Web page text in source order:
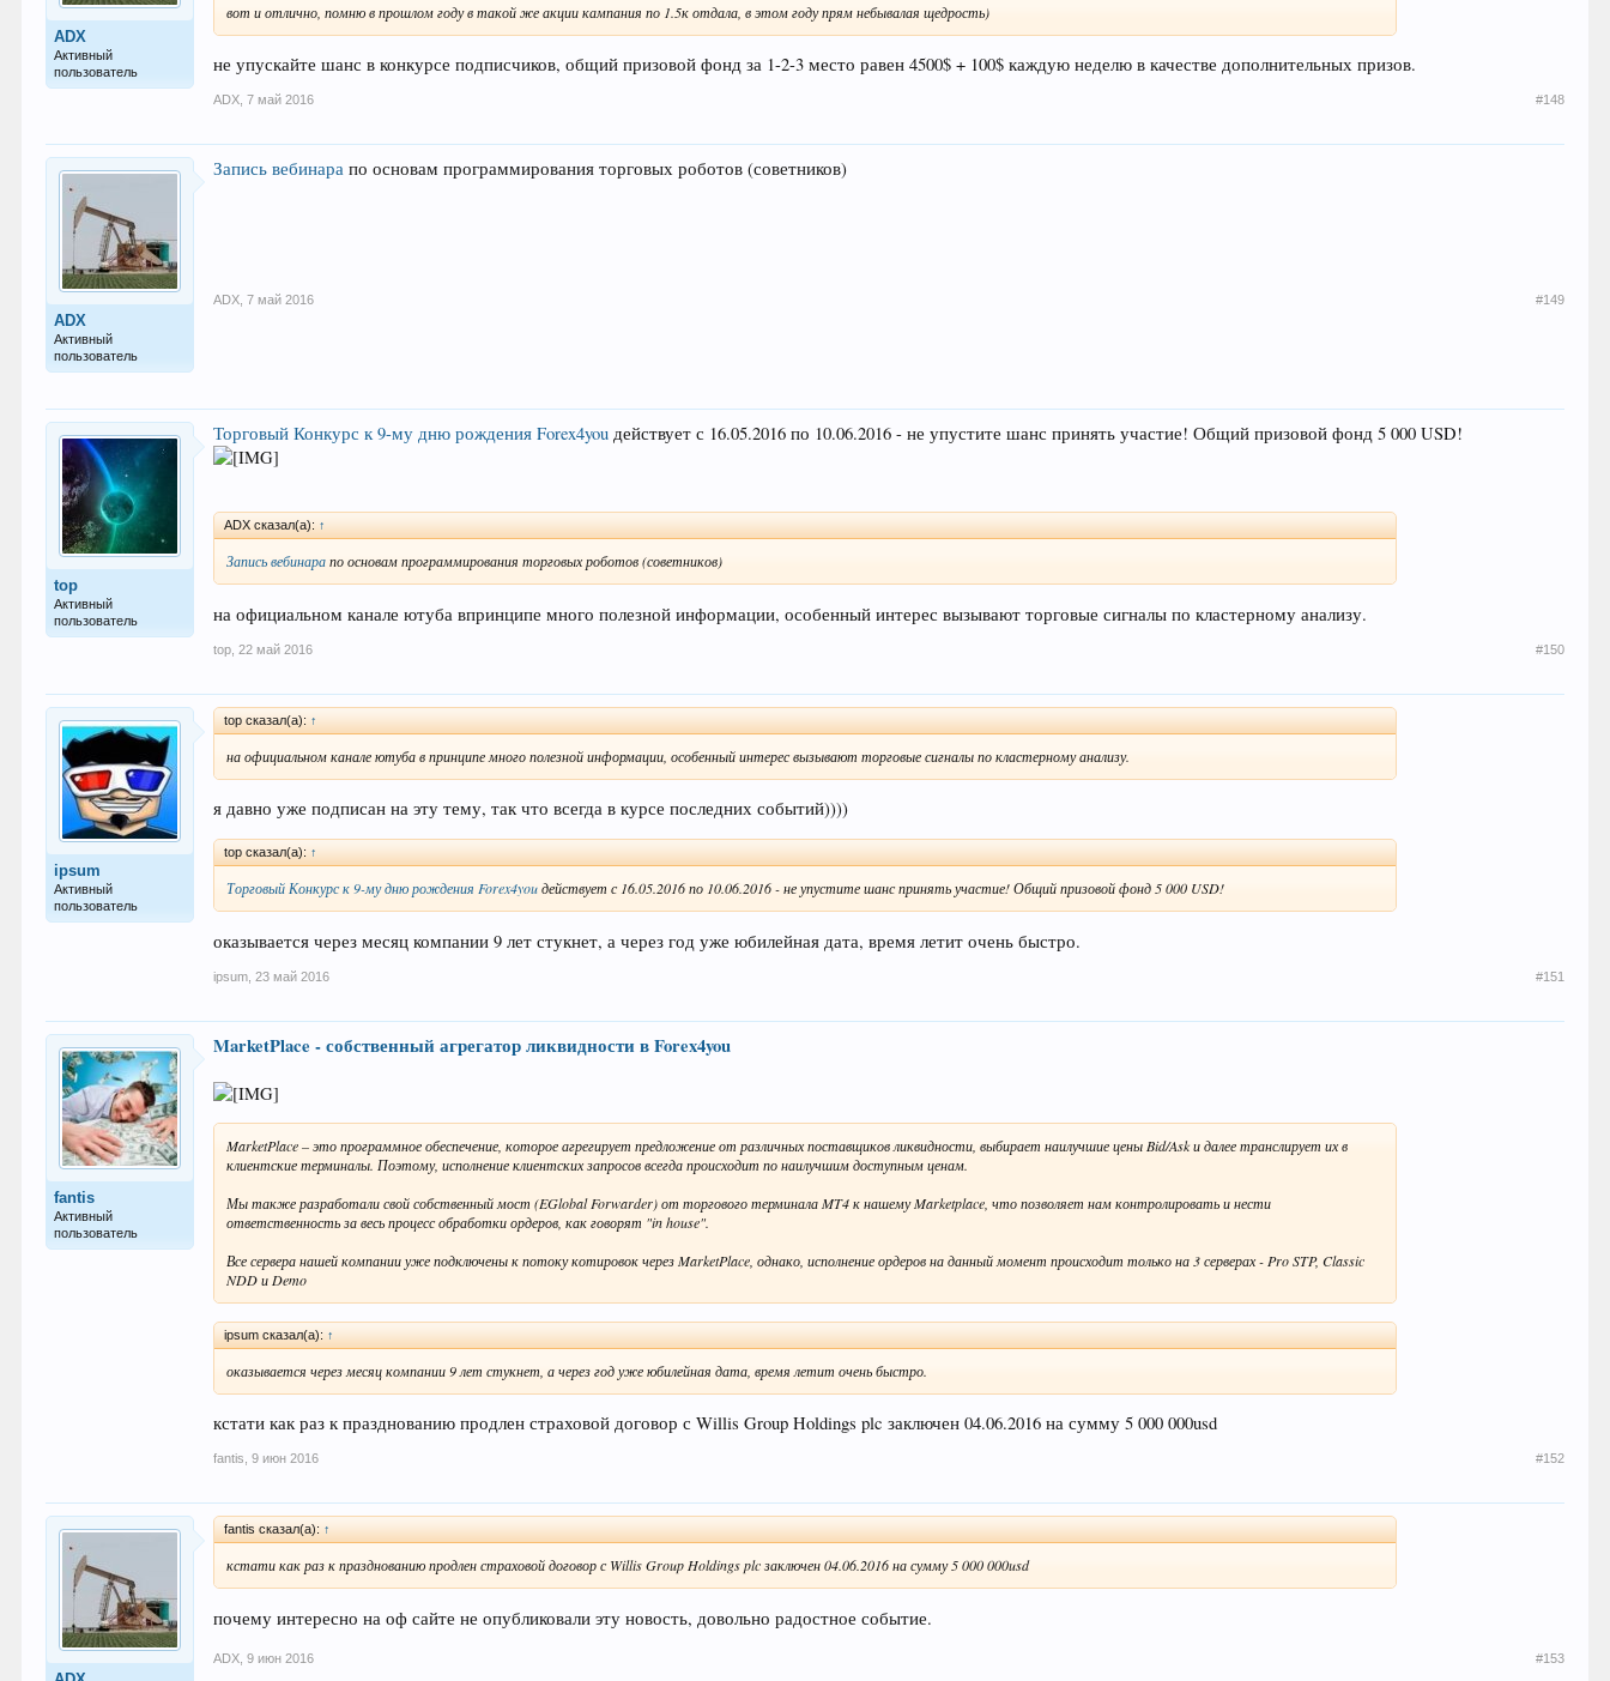
ADX
Активный
пользователь
вот и отлично, помню в прошлом году в такой же акции кампания по 1.5к отдала, в этом году прям небывалая щедрость)
не упускайте шанс в конкурсе подписчиков, общий призовой фонд за 1-2-3 место равен 4500$ + 100$ каждую неделю в качестве дополнительных призов.
ADX 7 май 2016 #148
ADX
Активный
пользователь
Запись вебинара по основам программирования торговых роботов (советников)
ADX 7 май 2016 #149
top
Активный
пользователь
Торговый Конкурс к 9-му дню рождения Forex4you действует с 16.05.2016 по 10.06.2016 - не упустите шанс принять участие! Общий призовой фонд 5 000 USD!
ADX сказал(а): ↑
Запись вебинарапо основам программирования торговых роботов (советников)
на официальном канале ютуба впринципе много полезной информации, особенный интерес вызывают торговые сигналы по кластерному анализу.
top 22 май 2016 #150
ipsum
Активный
пользователь
top сказал(а): ↑
на официальном канале ютуба в принципе много полезной информации, особенный интерес вызывают торговые сигналы по кластерному анализу.
я давно уже подписан на эту тему, так что всегда в курсе последних событий))))
top сказал(а): ↑
Торговый Конкурс к 9-му дню рождения Forex4youдействует с 16.05.2016 по 10.06.2016 - не упустите шанс принять участие! Общий призовой фонд 5 000 USD!
оказывается через месяц компании 9 лет стукнет, а через год уже юбилейная дата, время летит очень быстро.
ipsum 23 май 2016 #151
fantis
Активный
пользователь
MarketPlace - собственный агрегатор ликвидности в Forex4you
MarketPlace – это программное обеспечение, которое агрегирует предложение от различных поставщиков ликвидности, выбирает наилучшие цены Bid/Ask и далее транслирует их в
клиентские терминалы. Поэтому, исполнение клиентских запросов всегда происходит по наилучшим доступным ценам.
Мы также разработали свой собственный мост (EGlobal Forwarder) от торгового терминала MT4 к нашему Marketplace, что позволяет нам контролировать и нести
ответственность за весь процесс обработки ордеров, как говорят "in house".
Все сервера нашей компании уже подключены к потоку котировок через MarketPlace, однако, исполнение ордеров на данный момент происходит только на 3 серверах - Pro STP, Classic
NDD и Demo
ipsum сказал(а): ↑
оказывается через месяц компании 9 лет стукнет, а через год уже юбилейная дата, время летит очень быстро.
кстати как раз к празднованию продлен страховой договор с Willis Group Holdings plc заключен 04.06.2016 на сумму 5 000 000usd
fantis, 9 июн 2016 #152
fantis сказал(а): ↑
кстати как раз к празднованию продлен страховой договор с Willis Group Holdings plc заключен 04.06.2016 на сумму 5 000 000usd
почему интересно на оф сайте не опубликовали эту новость, довольно радостное событие.
ADX, 9 июн 2016 #153